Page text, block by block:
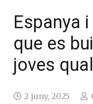
Espanya
que es
joves
2 juny, 2025